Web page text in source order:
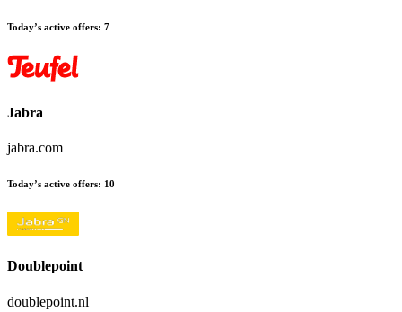
Today’s active offers: 7
Jabra
jabra.com
Today’s active offers: 10
Doublepoint
doublepoint.nl